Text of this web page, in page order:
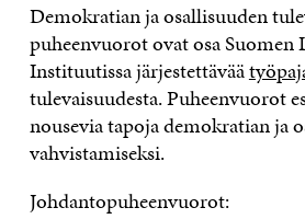
Demokratian ja osallisuuden
puheenvuorot ovat osa Suomen
Instituutissa järjestettävää
tulevaisuudesta. Puheenvuorot
nousevia tapoja demokratian ja
vahvistamiseksi.
Johdantopuheenvuorot: